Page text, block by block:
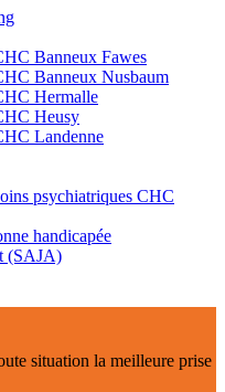
Banneux Fawes
Banneux Nusbaum
Hermalle
Heusy
Landenne
psychiatriques CHC
handicapée
(SAJA)
situation la meilleure prise